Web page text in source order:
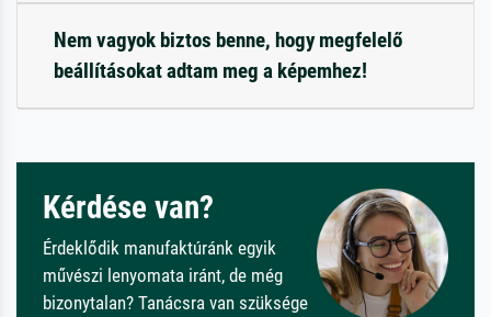
Nem vagyok biztos benne, hogy megfelelő
beállításokat adtam meg a képemhez!
Kérdése van?
Érdeklődik manufaktúránk egyik
művészi lenyomata iránt, de még
bizonytalan? Tanácsra van szüksége